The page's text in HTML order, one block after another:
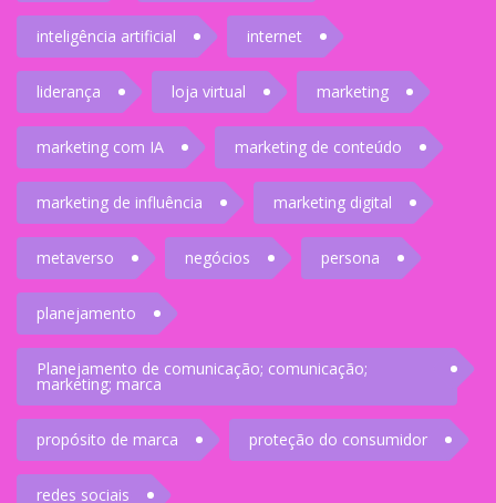
inteligência artificial internet
liderança loja virtual marketing
marketing com IA marketing de conteúdo
marketing de influência marketing digital
metaverso negócios persona
planejamento
Planejamento de comunicação; comunicação;
marketing; marca
propósito de marca proteção do consumidor
redes sociais